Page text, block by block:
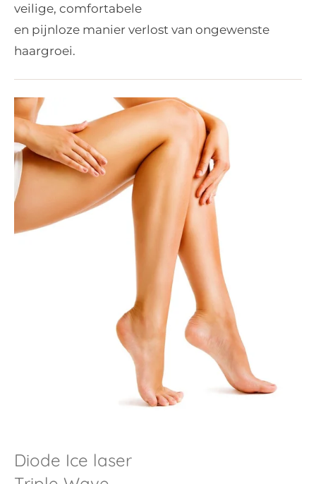
veilige, comfortabele
en pijnloze manier verlost van ongewenste
haargroei.
Diode Ice laser